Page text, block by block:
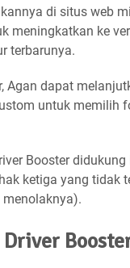
di situs web
meningkatkan ke
terbarunya.
Agan dapat
untuk memilih
Booster
ketiga yang tidak